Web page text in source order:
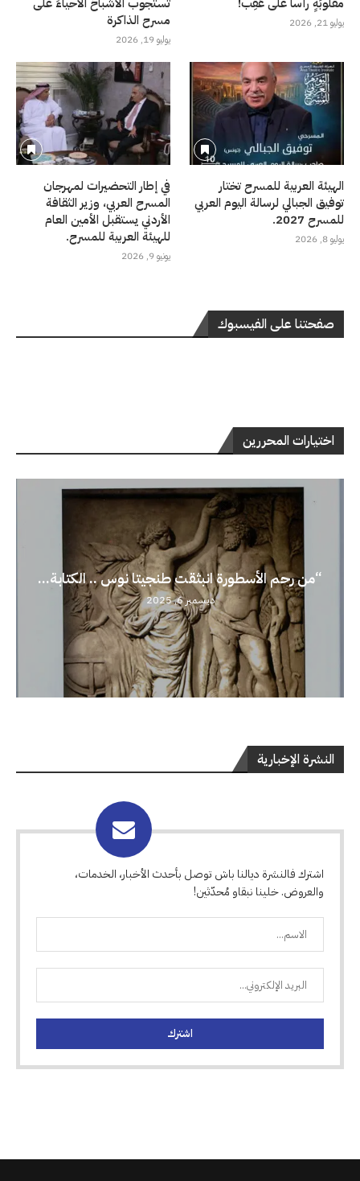
يوليو 21, 2026
مسرح الذاكرة
يوليو 19, 2026
الهيئة العربية للمسرح تختار
توفيق الجبالي لرسالة اليوم العربي
للمسرح 2027.
يوليو 8, 2026
في إطار التحضيرات لمهرجان
المسرح العربي، وزير الثقافة
الأردني يستقبل الأمين العام
للهيئة العربية للمسرح.
يونيو 9, 2026
صفحتنا على الفيسبوك
اختيارات المحررين
“من رحم الأسطورة انبثقت طنجيتا نوس .. الكتابة...
ديسمبر 6, 2025
النشرة الإخبارية
اشترك فالنشرة ديالنا باش توصل بأحدث الأخبار، الخدمات،
والعروض. خلينا نبقاو مُحدّثين!